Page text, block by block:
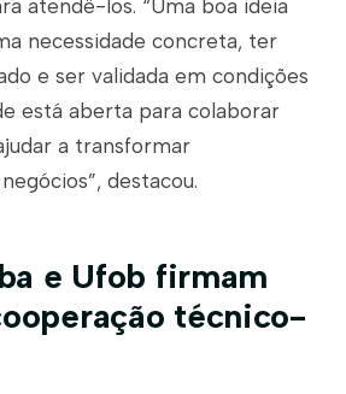
atendê-los. “Uma boa ideia
necessidade concreta, ter
e ser validada em condições
está aberta para colaborar
a transformar
destacou.
e Ufob firmam
técnico-